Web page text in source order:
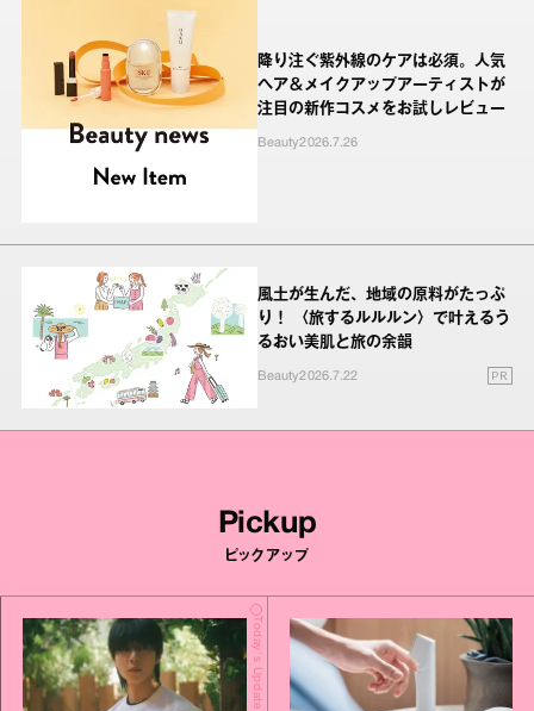
降り注ぐ紫外線のケアは必須。人気
ヘア＆メイクアップアーティストが
注目の新作コスメをお試しレビュー
Beauty2026.7.26
風土が生んだ、地域の原料がたっぷ
り！ 〈旅するルルルン〉で叶えるう
るおい美肌と旅の余韻
Beauty2026.7.22 PR
Pickup
ピックアップ
Today's Update